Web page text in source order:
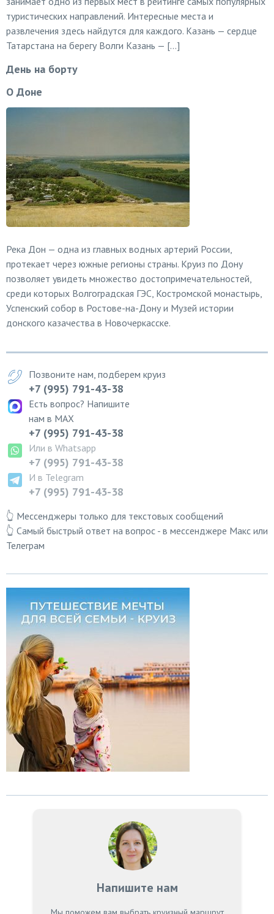
туристических направлений. Интересные места и
развлечения здесь найдутся для каждого. Казань — сердце
Татарстана на берегу Волги Казань — […]
День на борту
О Доне
Река Дон — одна из главных водных артерий России,
протекает через южные регионы страны. Круиз по Дону
позволяет увидеть множество достопримечательностей,
среди которых Волгоградская ГЭС, Костромской монастырь,
Успенский собор в Ростове-на-Дону и Музей истории
донского казачества в Новочеркасске.
Позвоните нам, подберем круиз
+7 (995) 791-43-38
Есть вопрос? Напишите
нам в MAX
+7 (995) 791-43-38
Или в Whatsapp
+7 (995) 791-43-38
И в Telegram
+7 (995) 791-43-38
👆 Мессенджеры только для текстовых сообщений
👆 Самый быстрый ответ на вопрос - в мессенджере Макс или
Телеграм
Напишите нам